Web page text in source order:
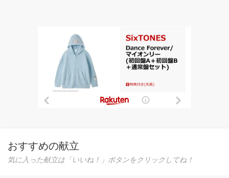
おすすめの献立
気に入った献立は「いいね！」ボタンをクリックしてね！